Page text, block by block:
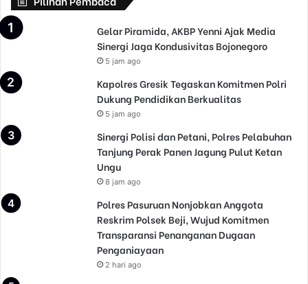
Gelar Piramida, AKBP Yenni Ajak Media
Sinergi Jaga Kondusivitas Bojonegoro
5 jam ago
Kapolres Gresik Tegaskan Komitmen Polri
Dukung Pendidikan Berkualitas
5 jam ago
Sinergi Polisi dan Petani, Polres Pelabuhan
Tanjung Perak Panen Jagung Pulut Ketan
Ungu
8 jam ago
Polres Pasuruan Nonjobkan Anggota
Reskrim Polsek Beji, Wujud Komitmen
Transparansi Penanganan Dugaan
Penganiayaan
2 hari ago